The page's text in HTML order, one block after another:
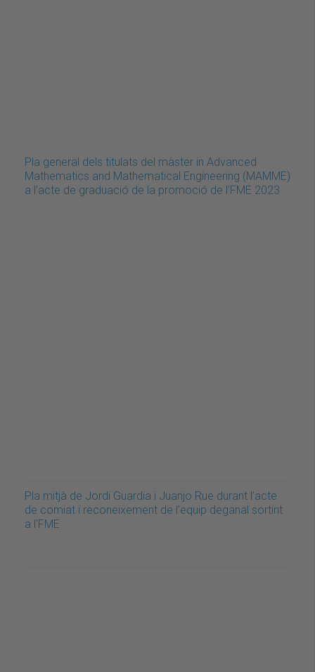
Pla general dels titulats del màster in Advanced
Mathematics and Mathematical Engineering (MAMME)
a l’acte de graduació de la promoció de l’FME 2023
Pla mitjà de Jordi Guardia i Juanjo Rue durant l’acte
de comiat i reconeixement de l’equip deganal sortint
a l'FME